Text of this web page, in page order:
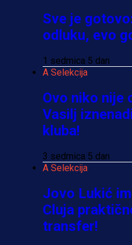
Sve je
odluku, evo
1 sedmica 5 dan
A Selekcija
Ovo niko nije
Vasilj
kluba!
3 sedmica 5 dan
A Selekcija
Jovo Lukić
Cluja
transfer!